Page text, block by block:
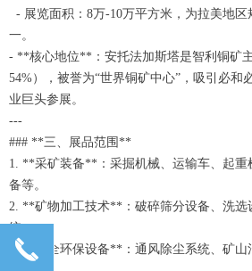
- 展览面积：8万-10万平方米，为拉美地区
一。
- **核心地位**：安托法加斯塔是智利铜矿
54%），被誉为“世界铜矿中心”，吸引必和
业巨头参展。
---
### **三、展品范围**
1. **采矿装备**：采掘机械、运输车、起重
备等。
2. **矿物加工技术**：破碎筛分设备、洗选
统。
3. **安全环保设备**：通风除尘系统、矿
끅